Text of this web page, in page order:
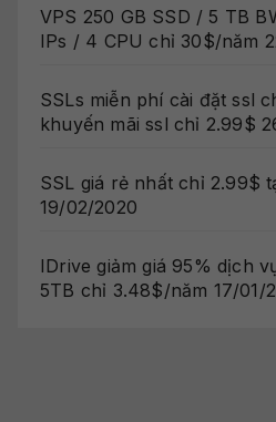
VPS 250 GB SSD / 5 TB
IPs / 4 CPU chỉ 30$/năm
SSLs miễn phí cài đặt ssl
khuyến mãi ssl chỉ 2.99$
SSL giá rẻ nhất chỉ 2.99$
19/02/2020
IDrive giảm giá 95% dịch
5TB chỉ 3.48$/năm 17/01/